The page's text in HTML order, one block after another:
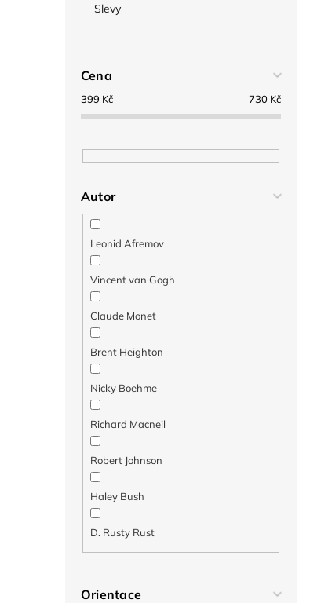
Slevy
Cena
399 Kč 730 Kč
Autor
Leonid Afremov
Vincent van Gogh
Claude Monet
Brent Heighton
Nicky Boehme
Richard Macneil
Robert Johnson
Haley Bush
D. Rusty Rust
Orientace